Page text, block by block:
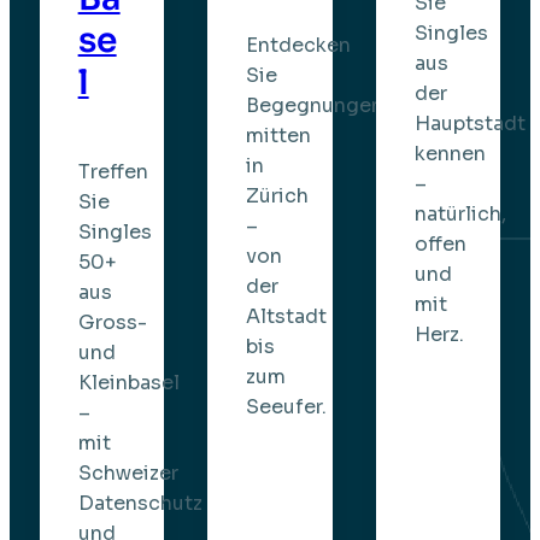
se
l
Treffen
Sie
Singles
50+
aus
Gross-
und
Kleinbasel
–
mit
Schweizer
Datenschutz
und
Entdecken
Sie
Begegnungen
mitten
in
Zürich
–
von
der
Altstadt
bis
zum
Seeufer.
Singles
aus
der
Hauptstadt
kennen
–
natürlich,
offen
und
mit
Herz.